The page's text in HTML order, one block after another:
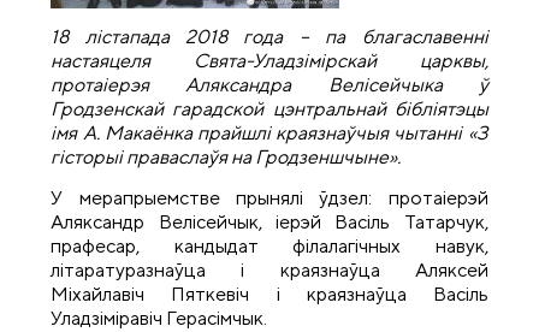
18 лістапада 2018 года – па благаславенні
настаяцеля Свята-Уладзімірскай царквы,
протаіерэя Аляксандра Велісейчыка ў
Гродзенскай гарадской цэнтральнай бібліятэцы
імя А. Макаёнка прайшлі краязнаўчыя чытанні «З
гісторыі праваслаўя на Гродзеншчыне».
У мерапрыемстве прынялі ўдзел: протаіерэй
Аляксандр Велісейчык, іерэй Васіль Татарчук,
прафесар, кандыдат філалагічных навук,
літаратуразнаўца і краязнаўца Аляксей
Міхайлавіч Пяткевіч і краязнаўца Васіль
Уладзіміравіч Герасімчык.